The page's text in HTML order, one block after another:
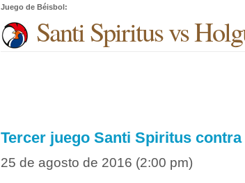
Juego de Béisbol:
Santi Spiritus vs
Tercer juego Santi Spiritus
25 de agosto de 2016 (2:00 pm)